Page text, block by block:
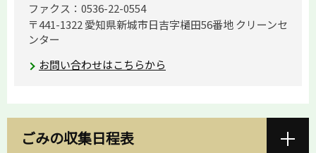
ファクス：0536-22-0554
〒441-1322 愛知県新城市日吉字樋田56番地 クリーンセ
ンター
お問い合わせはこちらから
ごみの収集日程表